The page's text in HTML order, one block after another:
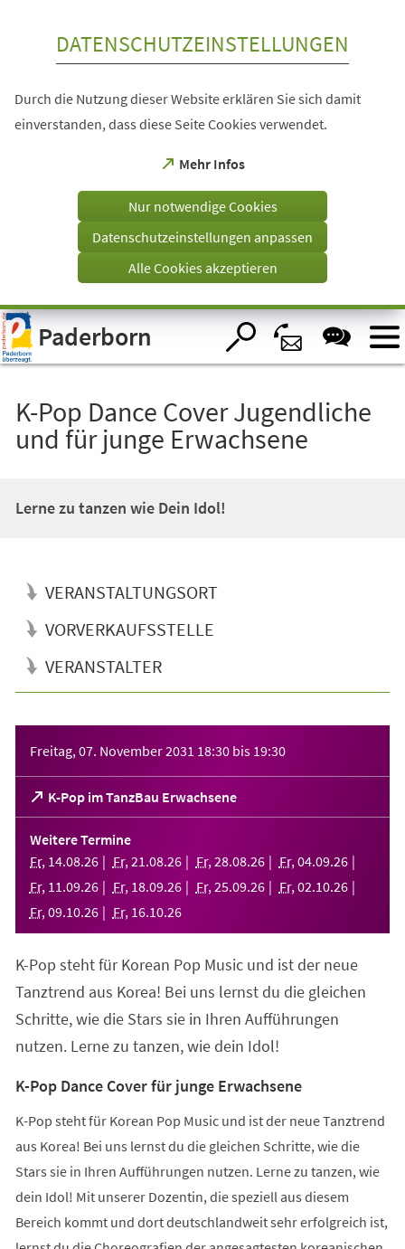
Visuelle
Assistenzsoftware
öffnen.
DATENSCHUTZEINSTELLUNGEN
Durch die Nutzung dieser Website erklären Sie sich damit
einverstanden, dass diese Seite Cookies verwendet.
Mehr Infos
(Öffnet
einem
Tab)
Nur notwendige Cookies
Datenschutzeinstellungen anpassen
Alle Cookies akzeptieren
Paderborn
K-Pop Dance Cover Jugendliche
und für junge Erwachsene
Lerne zu tanzen wie Dein Idol!
VERANSTALTUNGSORT
VORVERKAUFSSTELLE
VERANSTALTER
Freitag, 07. November 2031 18:30 bis 19:30
K-Pop im TanzBau Erwachsene
(Öffnet
in
einem
neuen
Tab)
Weitere Termine
Fr, 14.08.26 Fr, 21 .08.26 Fr, 28.08.26 Fr, 04.09.26
Fr, 11 .09.26 Fr, 18.09.26 Fr, 25.09.26 Fr, 02.10.26
Fr, 09.10.26 Fr, 16.10.26
K-Pop steht für Korean Pop Music und ist der neue
Tanztrend aus Korea! Bei uns lernst du die gleichen
Schritte, wie die Stars sie in Ihren Aufführungen
nutzen. Lerne zu tanzen, wie dein Idol!
K-Pop Dance Cover für junge Erwachsene
K-Pop steht für Korean Pop Music und ist der neue Tanztrend
aus Korea! Bei uns lernst du die gleichen Schritte, wie die
Stars sie in Ihren Aufführungen nutzen. Lerne zu tanzen, wie
dein Idol! Mit unserer Dozentin, die speziell aus diesem
Bereich kommt und dort deutschlandweit sehr erfolgreich ist,